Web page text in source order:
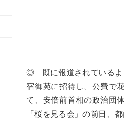
◎ 既に報道されているよ
宿御苑に招待し、公費で
て、安倍前首相の政治団
「桜を見る会」の前日、